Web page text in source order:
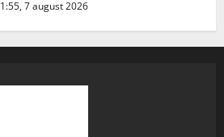
1:55, 7 august 2026